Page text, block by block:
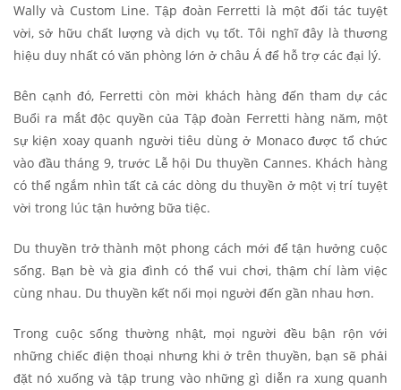
Wally và Custom Line. Tập đoàn Ferretti là một đối tác tuyệt
vời, sở hữu chất lượng và dịch vụ tốt. Tôi nghĩ đây là thương
hiệu duy nhất có văn phòng lớn ở châu Á để hỗ trợ các đại lý.
Bên cạnh đó, Ferretti còn mời khách hàng đến tham dự các
Buổi ra mắt độc quyền của Tập đoàn Ferretti hàng năm, một
sự kiện xoay quanh người tiêu dùng ở Monaco được tổ chức
vào đầu tháng 9, trước Lễ hội Du thuyền Cannes. Khách hàng
có thể ngắm nhìn tất cả các dòng du thuyền ở một vị trí tuyệt
vời trong lúc tận hưởng bữa tiệc.
Du thuyền trở thành một phong cách mới để tận hưởng cuộc
sống. Bạn bè và gia đình có thể vui chơi, thậm chí làm việc
cùng nhau. Du thuyền kết nối mọi người đến gần nhau hơn.
Trong cuộc sống thường nhật, mọi người đều bận rộn với
những chiếc điện thoại nhưng khi ở trên thuyền, bạn sẽ phải
đặt nó xuống và tập trung vào những gì diễn ra xung quanh